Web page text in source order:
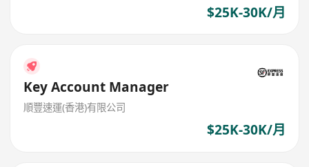
$25K-30K/月
Key Account Manager
順豐速運(香港)有限公司
$25K-30K/月